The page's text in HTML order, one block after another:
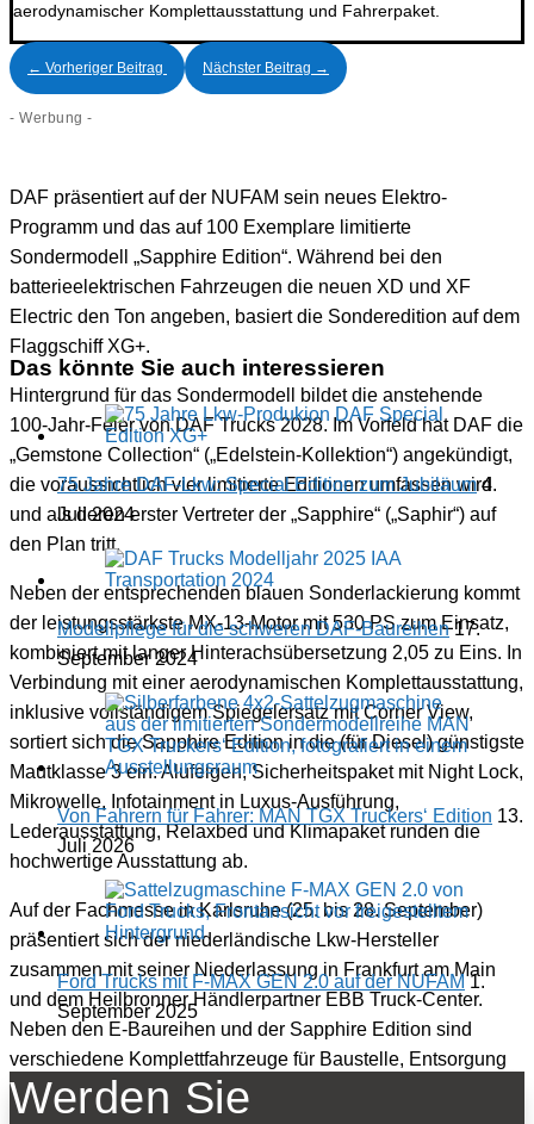
aerodynamischer Komplettausstattung und Fahrerpaket.
- Werbung -
DAF präsentiert auf der NUFAM sein neues Elektro-
Programm und das auf 100 Exemplare limitierte
Sondermodell „Sapphire Edition“. Während bei den
batterieelektrischen Fahrzeugen die neuen XD und XF
Electric den Ton angeben, basiert die Sonderedition auf dem
Flaggschiff XG+.
Hintergrund für das Sondermodell bildet die anstehende
100-Jahr-Feier von DAF Trucks 2028. Im Vorfeld hat DAF die
„Gemstone Collection“ („Edelstein-Kollektion“) angekündigt,
die voraussichtlich vier limitierte Editionen umfassen wird
und als deren erster Vertreter der „Sapphire“ („Saphir“) auf
den Plan tritt.
Neben der entsprechenden blauen Sonderlackierung kommt
der leistungsstärkste MX-13-Motor mit 530 PS zum Einsatz,
kombiniert mit langer Hinterachsübersetzung 2,05 zu Eins. In
Verbindung mit einer aerodynamischen Komplettausstattung,
inklusive vollständigem Spiegelersatz mit Corner View,
sortiert sich die Sapphire Edition in die (für Diesel) günstigste
Mautklasse 3 ein. Alufelgen, Sicherheitspaket mit Night Lock,
Mikrowelle, Infotainment in Luxus-Ausführung,
Lederausstattung, Relaxbed und Klimapaket runden die
hochwertige Ausstattung ab.
Auf der Fachmesse in Karlsruhe (25. bis 28. September)
präsentiert sich der niederländische Lkw-Hersteller
zusammen mit seiner Niederlassung in Frankfurt am Main
und dem Heilbronner Händlerpartner EBB Truck-Center.
Neben den E-Baureihen und der Sapphire Edition sind
verschiedene Komplettfahrzeuge für Baustelle, Entsorgung
und BDF-Einsätze aufgeboten.
← Vorheriger Beitrag Nächster Beitrag →
Das könnte Sie auch interessieren
75 Jahre DAF-Lkw: Special Edition zum Jubiläum4.
Juli 2024
Modellpflege für die schweren DAF-Baureihen17.
September 2024
Von Fahrern für Fahrer: MAN TGX Truckers‘ Edition 13.
Juli 2026
Ford Trucks mit F-MAX GEN 2.0 auf der NUFAM1.
September 2025
Werden Sie